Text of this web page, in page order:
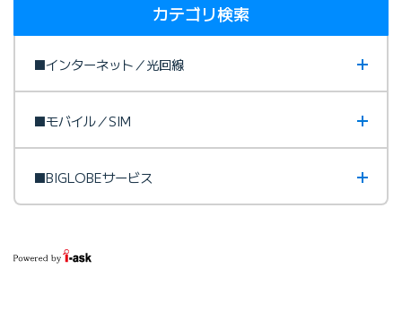
カテゴリ検索
■インターネット／光回線
■モバイル／SIM
■BIGLOBEサービス